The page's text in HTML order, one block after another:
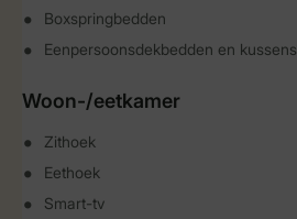
Boxspringbedden
Eenpersoonsdekbedden en kussens
Woon-/eetkamer
Zithoek
Eethoek
Smart-tv